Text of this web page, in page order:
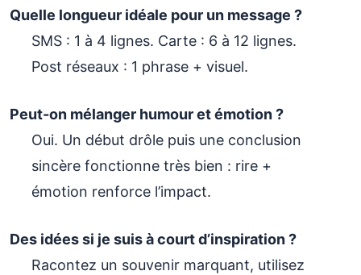
Quelle longueur idéale pour un message ?
SMS : 1 à 4 lignes. Carte : 6 à 12 lignes.
Post réseaux : 1 phrase + visuel.
Peut-on mélanger humour et émotion ?
Oui. Un début drôle puis une conclusion
sincère fonctionne très bien : rire +
émotion renforce l’impact.
Des idées si je suis à court d’inspiration ?
Racontez un souvenir marquant, utilisez